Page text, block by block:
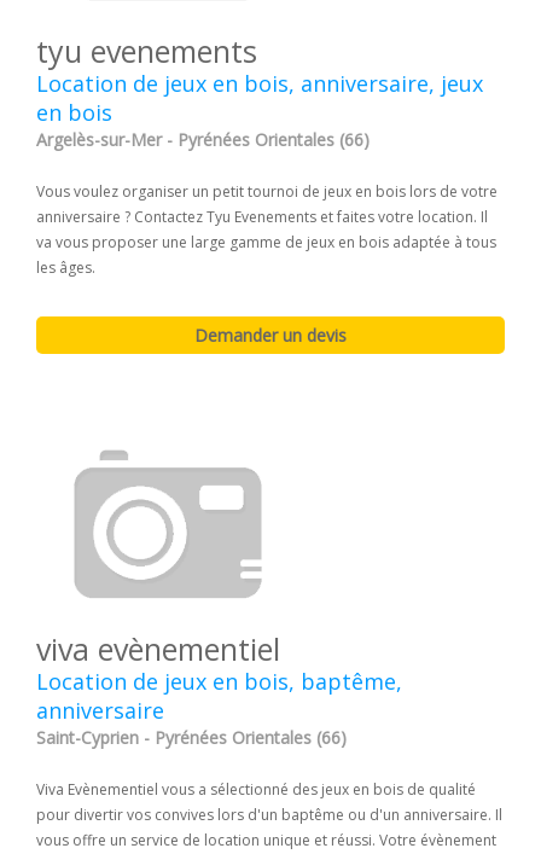
tyu evenements
Location de jeux en bois, anniversaire, jeux
en bois
Argelès-sur-Mer - Pyrénées Orientales (66)
Vous voulez organiser un petit tournoi de jeux en bois lors de votre
anniversaire ? Contactez Tyu Evenements et faites votre location. Il
va vous proposer une large gamme de jeux en bois adaptée à tous
les âges.
viva evènementiel
Location de jeux en bois, baptême,
anniversaire
Saint-Cyprien - Pyrénées Orientales (66)
Viva Evènementiel vous a sélectionné des jeux en bois de qualité
pour divertir vos convives lors d'un baptême ou d'un anniversaire. Il
vous offre un service de location unique et réussi. Votre évènement